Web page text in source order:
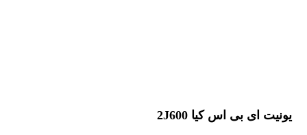
یونیت ای بی اس کیا 2J600